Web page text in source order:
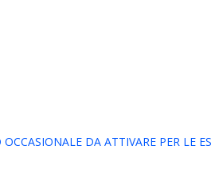
DA ATTIVARE PER LE